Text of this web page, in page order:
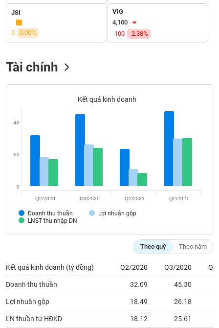
JSI
0 0.00%
VIG
4,100
-100
-2.38%
Tài chính
Kết quả kinh doanh
Doanh thu thuần
Lợi nhuận gộp
LNST thu nhập DN
0
20
40
Q2/2020 Q3/2020 Q1/2021 Q2/2021
Theo quý Theo năm
Kết quả kinh doanh (tỷ đồng) Q2/2020 Q3/2020
Doanh thu thuần 32.09 45.30
Lợi nhuận gộp 18.49 26.18
LN thuần từ HĐKD 18.12 25.61
SÓC
SỨC
TÀI
CHÍNH
THÔNG
DỊCH
VỤ
TRUYỀN
TIỆN
ÍCH